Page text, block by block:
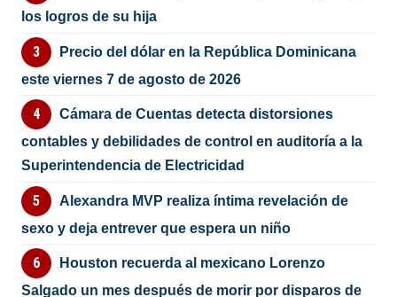
los logros de su hija
Precio del dólar en la República Dominicana
este viernes 7 de agosto de 2026
Cámara de Cuentas detecta distorsiones
contables y debilidades de control en auditoría a la
Superintendencia de Electricidad
Alexandra MVP realiza íntima revelación de
sexo y deja entrever que espera un niño
Houston recuerda al mexicano Lorenzo
Salgado un mes después de morir por disparos de